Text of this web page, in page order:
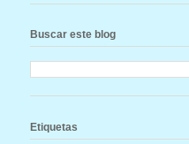
Buscar este blog
Etiquetas